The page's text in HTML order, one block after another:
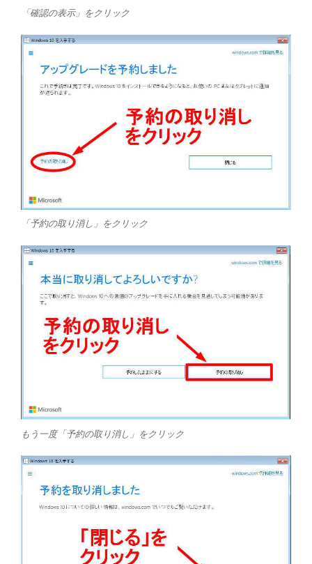
「確認の表示」をクリック
「予約の取り消し」をクリック
もう一度「予約の取り消し」をクリック